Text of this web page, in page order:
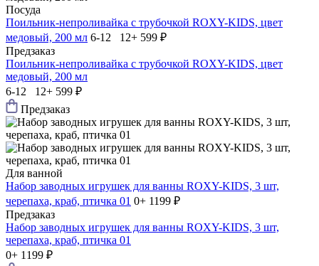
Посуда
Поильник-непроливайка с трубочкой ROXY-KIDS, цвет
медовый, 200 мл 6-12 12+ 599 ₽
Предзаказ
Поильник-непроливайка с трубочкой ROXY-KIDS, цвет
медовый, 200 мл
6-12 12+ 599 ₽
Предзаказ
Для ванной
Набор заводных игрушек для ванны ROXY-KIDS, 3 шт,
черепаха, краб, птичка 01 0+ 1199 ₽
Предзаказ
Набор заводных игрушек для ванны ROXY-KIDS, 3 шт,
черепаха, краб, птичка 01
0+ 1199 ₽